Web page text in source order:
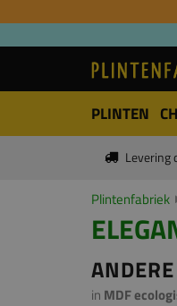
PLINTEN
Levering
Plintenfabriek
in MDF